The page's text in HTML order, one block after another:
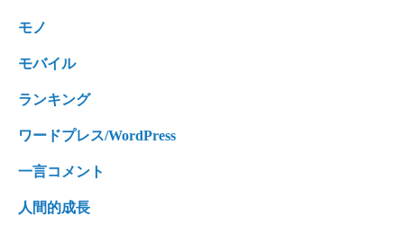
モノ
モバイル
ランキング
ワードプレス/WordPress
一言コメント
人間的成長